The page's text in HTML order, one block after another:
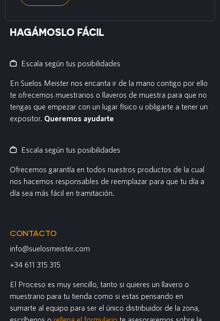
HAGÁMOSLO FÁCIL
Escala según tus posibilidades
En Suelos Meister nos encanta ir de la mano contigo por ello
te ofrecemos muestrarios o llaveros de muestra para que no
tengas que empezar con un lugar físico u obligarte a tener un
expositor. Queremos ayudarte
Escala según tus posibilidades
Ofrecemos garantía en todos nuestros productos de la cual
nos hacemos responsables de reemplazar para que tu día a
día sea más fácil en tramitación.
CONTACTO
info@suelosmeister.com
+34 611 315 315
El Proceso es muy sencillo, tanto si quieres un llavero o
muestrario para tu tienda como si estas pensando en
sumarte al equipo para ser el único distribuidor de la zona,